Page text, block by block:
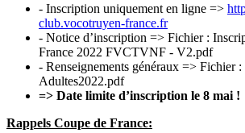
- Inscription uniquement en ligne =>
club.vocotruyen-france.fr
- Notice d’inscription => Fichier :
France 2022 FVCTVNF - V2.pdf
- Renseignements généraux => Fichier
Adultes2022.pdf
=> Date limite d’inscription le 8 mai !
Rappels Coupe de France: